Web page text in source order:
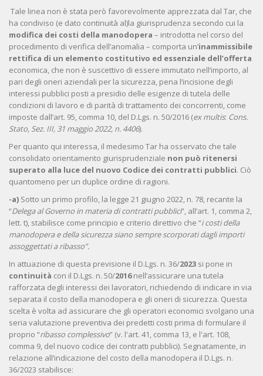
Tale linea non è stata però favorevolmente apprezzata dal Tar, che
ha condiviso (e dato continuità al)la giurisprudenza secondo cui la
modifica dei costi della manodopera – introdotta nel corso del
procedimento di verifica dell’anomalia – comporta un’inammissibile
rettifica di un elemento costitutivo ed essenziale dell’offerta
economica, che non è suscettivo di essere immutato nell’importo, al
pari degli oneri aziendali per la sicurezza, pena l’incisione degli
interessi pubblici posti a presidio delle esigenze di tutela delle
condizioni di lavoro e di parità di trattamento dei concorrenti, come
imposte dall’art. 95, comma 10, del D.Lgs. n. 50/2016 (ex multis: Cons.
Stato, Sez. III, 31 maggio 2022, n. 4406).
Per quanto qui interessa, il medesimo Tar ha osservato che tale
consolidato orientamento giurisprudenziale non può ritenersi
superato alla luce del nuovo Codice dei contratti pubblici. Ciò
quantomeno per un duplice ordine di ragioni.
-a) Sotto un primo profilo, la legge 21 giugno 2022, n. 78, recante la
“Delega al Governo in materia di contratti pubblici”, all’art. 1, comma 2,
lett. t), stabilisce come principio e criterio direttivo che “i costi della
manodopera e della sicurezza siano sempre scorporati dagli importi
assoggettati a ribasso”.
In attuazione di questa previsione il D.Lgs. n. 36/2023 si pone in
continuità con il D.Lgs. n. 50/2016nell’assicurare una tutela
rafforzata degli interessi dei lavoratori, richiedendo di indicare in via
separata il costo della manodopera e gli oneri di sicurezza. Questa
scelta è volta ad assicurare che gli operatori economici svolgano una
seria valutazione preventiva dei predetti costi prima di formulare il
proprio “ribasso complessivo” (v. l'art. 41, comma 13, e l'art. 108,
comma 9, del nuovo codice dei contratti pubblici). Segnatamente, in
relazione all’indicazione del costo della manodopera il D.Lgs. n.
36/2023 stabilisce: